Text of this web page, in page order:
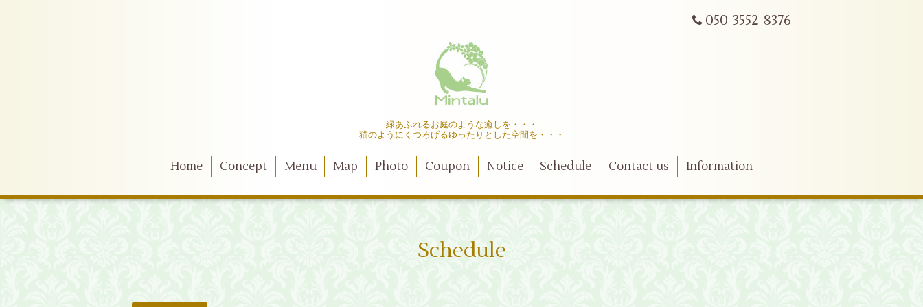
050-3552-8376
緑あふれるお庭のような癒しを・・・
猫のようにくつろげるゆったりとした空間を・・・
Home Concept Menu Map Photo Coupon Notice Schedule Contact us Information
Schedule